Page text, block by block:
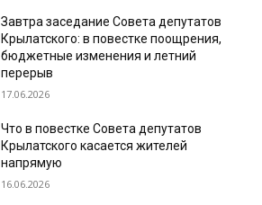
Завтра заседание Совета депутатов
Крылатского: в повестке поощрения,
бюджетные изменения и летний
перерыв
17.06.2026
Что в повестке Совета депутатов
Крылатского касается жителей
напрямую
16.06.2026